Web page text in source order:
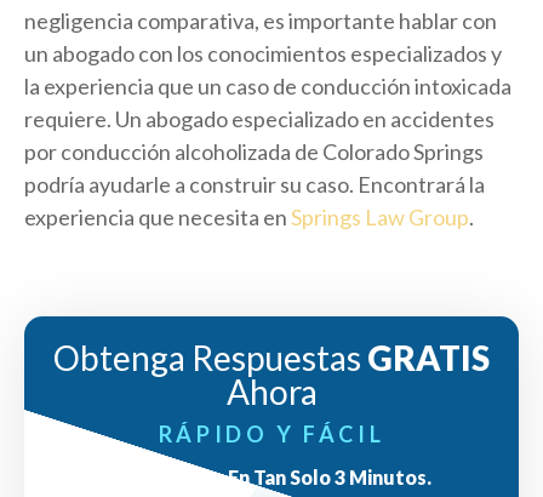
negligencia comparativa, es importante hablar con
un abogado con los conocimientos especializados y
la experiencia que un caso de conducción intoxicada
requiere. Un abogado especializado en accidentes
por conducción alcoholizada de Colorado Springs
podría ayudarle a construir su caso. Encontrará la
experiencia que necesita enSprings Law Group.
Obtenga Respuestas GRATIS
Ahora
RÁPIDO Y FÁCIL
Respuestas En Tan Solo 3 Minutos.